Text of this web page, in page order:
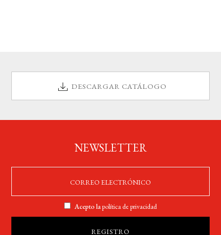
DESCARGAR CATÁLOGO
NEWSLETTER
Acepto lapolítica de privacidad